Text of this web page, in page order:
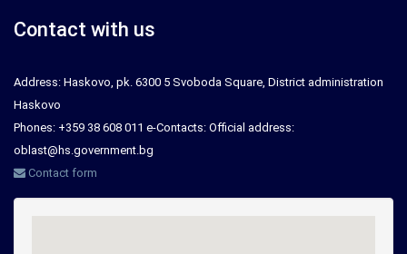
Contact with us
Address: Haskovo, pk. 6300 5 Svoboda Square, District administration
Haskovo
Phones: +359 38 608 011 e-Contacts: Official address:
oblast@hs.government.bg
Contact form